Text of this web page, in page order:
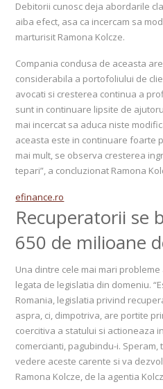
Debitorii cunosc deja abordarile
aiba efect, asa ca incercam sa
marturisit Ramona Kolcze.
Compania condusa de aceasta
considerabila a portofoliului de
avocati si cresterea continua a
sunt in continuare lipsite de
mai incercat sa aduca niste
aceasta este in continuare foarte
mai mult, se observa cresterea
tepari”, a concluzionat Ramona
efinance.ro
Recuperatorii se
650 de milioane
Una dintre cele mai mari
legata de legislatia din domeniu.
Romania, legislatia privind
aspra, ci, dimpotriva, are portite
coercitiva a statului si actioneaza
comercianti, pagubindu-i.
vedere aceste carente si va
Ramona Kolcze, de la agentia